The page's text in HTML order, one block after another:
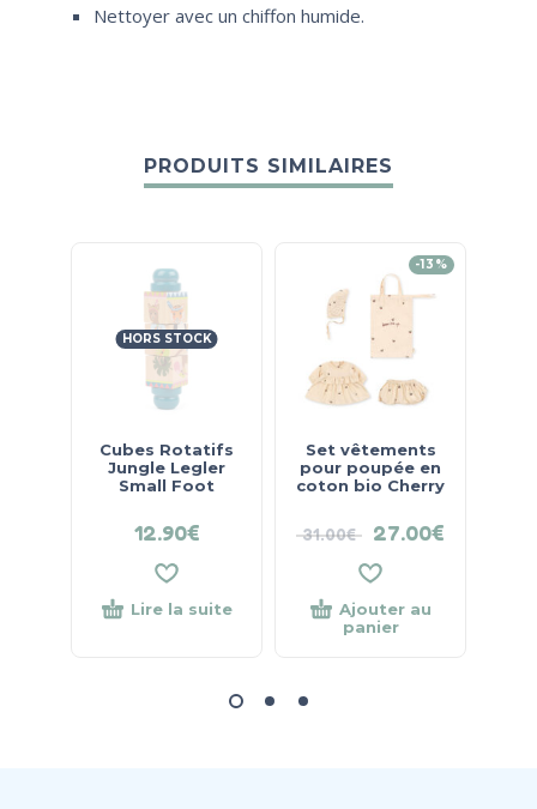
Nettoyer avec un chiffon humide.
PRODUITS SIMILAIRES
HORS STOCK
Cubes Rotatifs
Jungle Legler
Small Foot
12.90€
Lire la suite
-13%
Set vêtements
pour poupée en
coton bio Cherry
31.00€ 27.00€
Ajouter au
panier